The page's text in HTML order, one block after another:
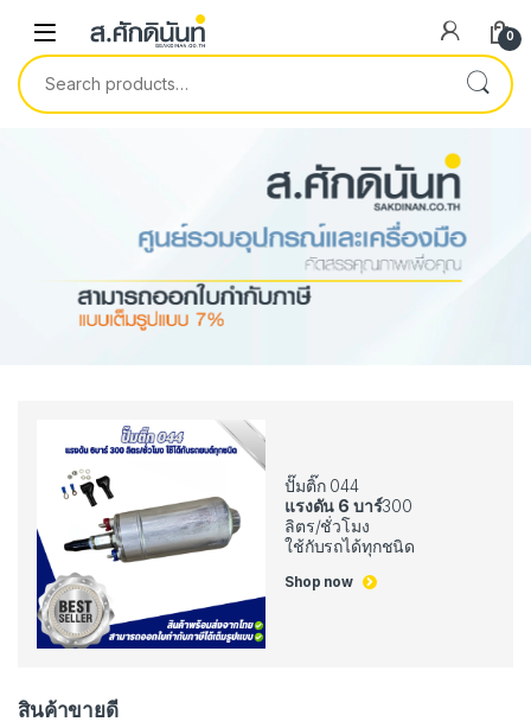
0
Search for:
ปั๊มติ๊ก 044
แรงดัน 6 บาร์300
ลิตร/ชั่วโมง
ใช้กับรถได้ทุกชนิด
Shop now
สินค้าขายดี